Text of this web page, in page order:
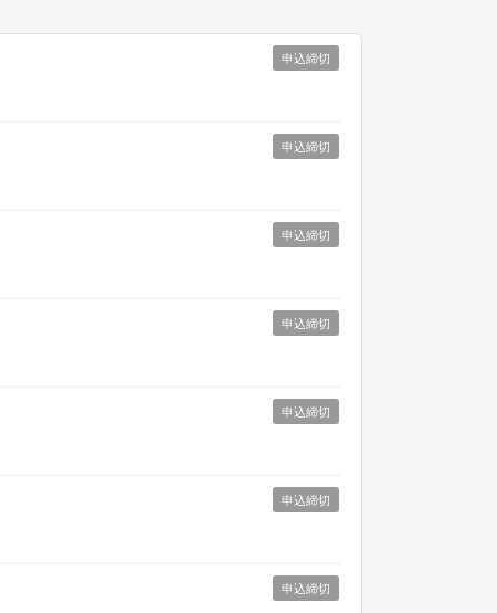
申込締切
申込締切
申込締切
申込締切
申込締切
申込締切
申込締切